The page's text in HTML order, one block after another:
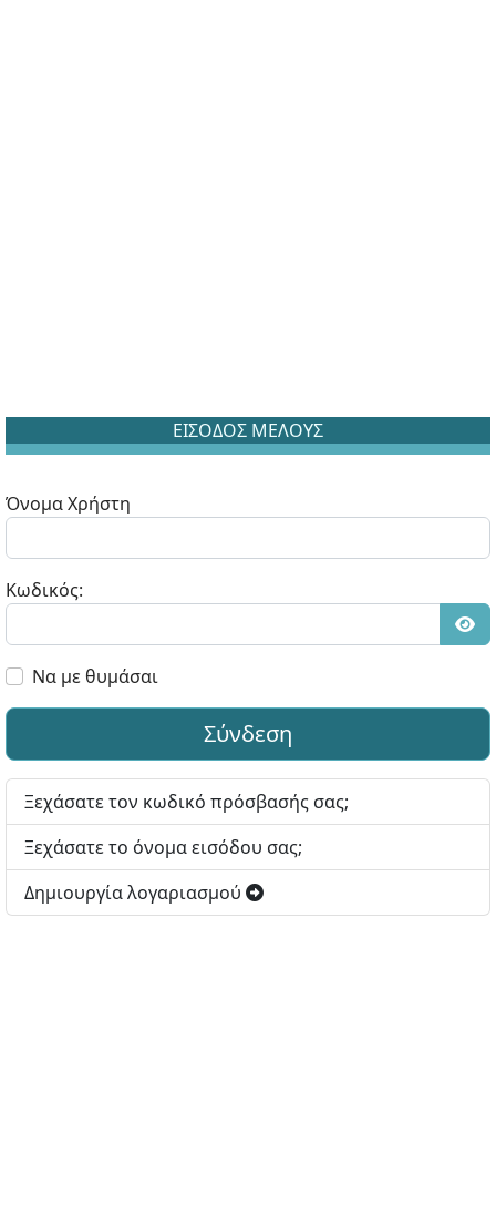
ΕΙΣΟΔΟΣ ΜΕΛΟΥΣ
Όνομα Χρήστη
Κωδικός:
Να με θυμάσαι
Σύνδεση
Ξεχάσατε τον κωδικό πρόσβασής σας;
Ξεχάσατε το όνομα εισόδου σας;
Δημιουργία λογαριασμού